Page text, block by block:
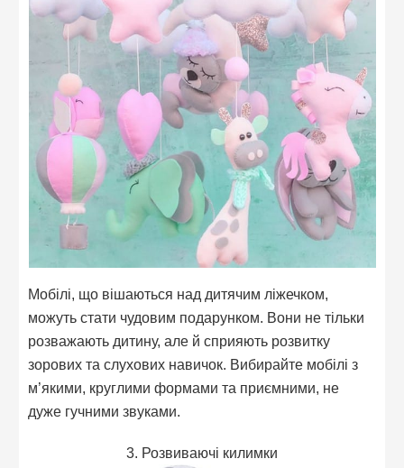
Мобілі, що вішаються над дитячим ліжечком,
можуть стати чудовим подарунком. Вони не тільки
розважають дитину, але й сприяють розвитку
зорових та слухових навичок. Вибирайте мобілі з
м’якими, круглими формами та приємними, не
дуже гучними звуками.
3. Розвиваючі килимки